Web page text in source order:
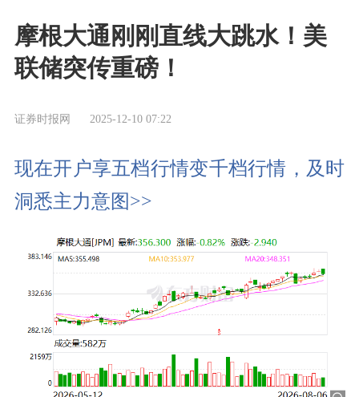
摩根大通刚刚直线大跳水！美
联储突传重磅！
证券时报网 2025-12-10 07:22
现在开户享五档行情变千档行情，及时
洞悉主力意图>>